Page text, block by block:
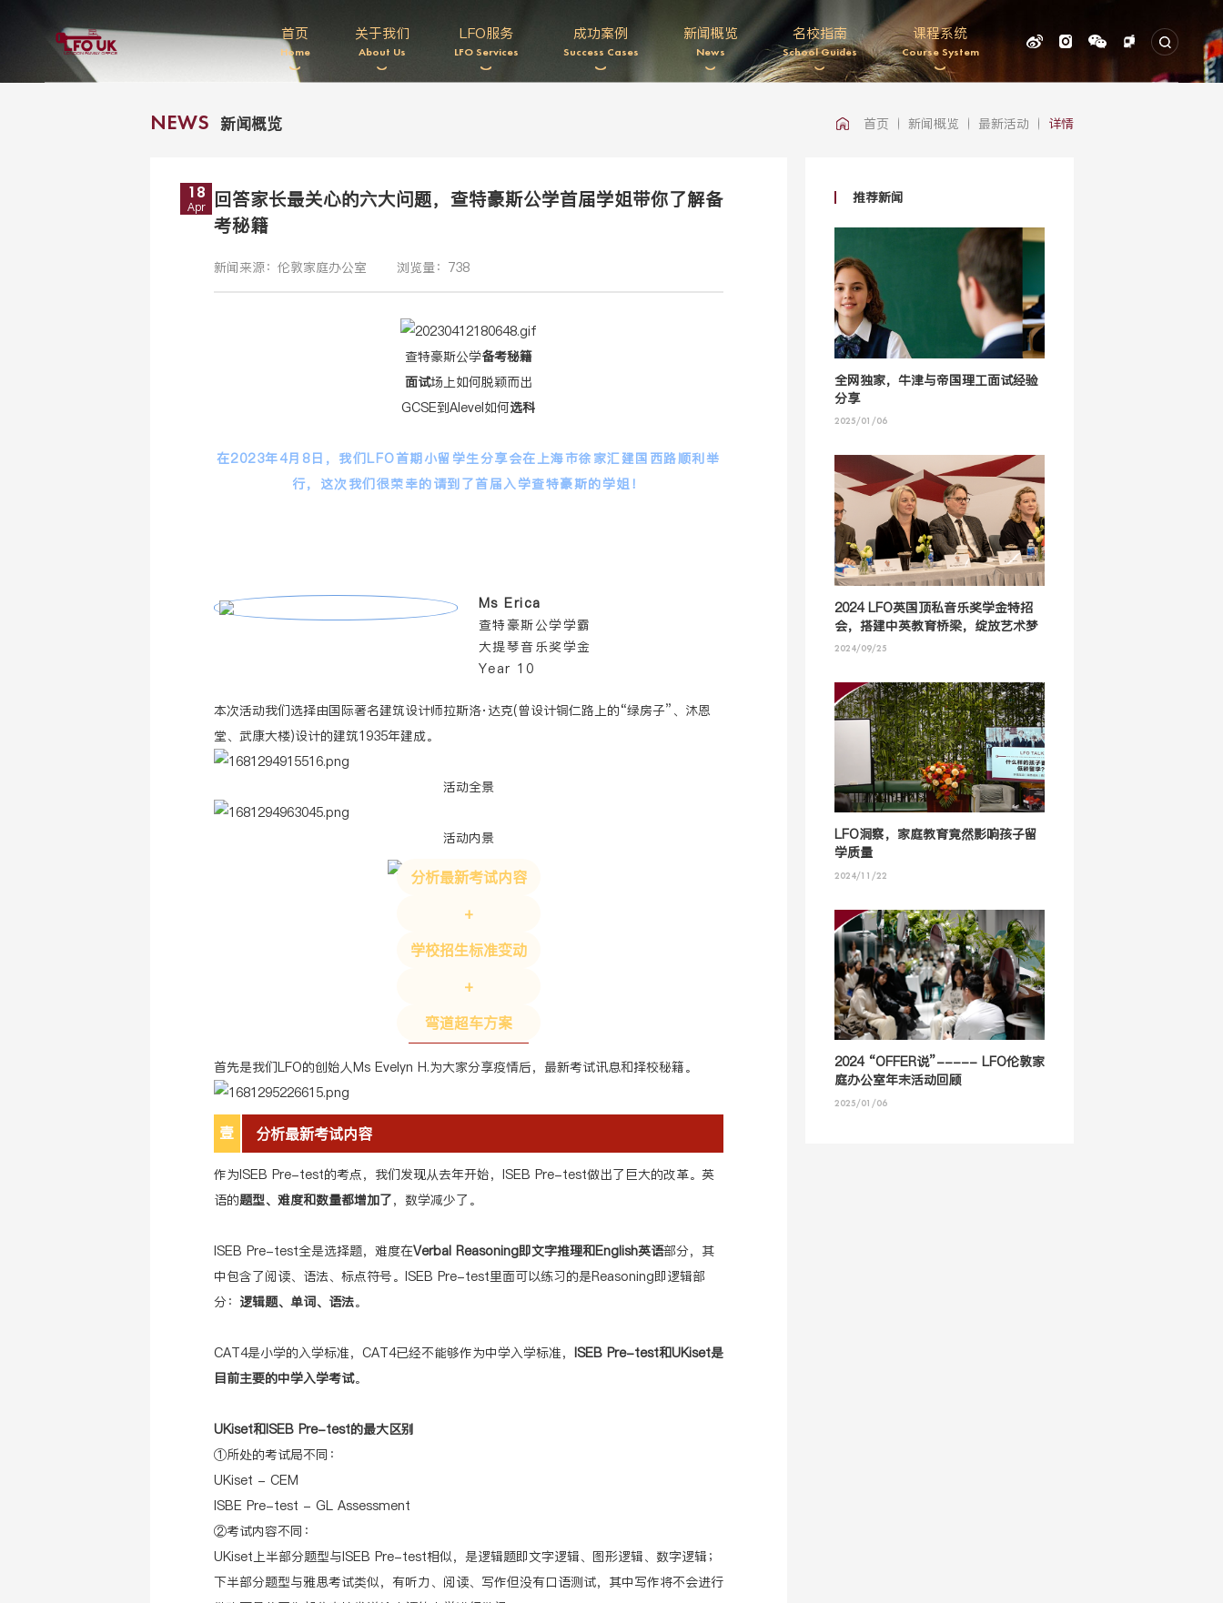
首页
Home
关于我们
About Us
LFO服务
LFO Services
成功案例
Success Cases
新闻概览
News
名校指南
School Guides
课程系统
Course System
NEWS 新闻概览 首页 新闻概览 最新活动 详情
18
Apr
回答家长最关心的六大问题，查特豪斯公学首届学姐带你了解备
考秘籍
新闻来源：伦敦家庭办公室 浏览量：738
查特豪斯公学备考秘籍
面试场上如何脱颖而出
GCSE到Alevel如何选科
在2023年4月8日，我们LFO首期小留学生分享会在上海市徐家汇建国西路顺利举
行，这次我们很荣幸的请到了首届入学查特豪斯的学姐！
Ms Erica
查特豪斯公学学霸
大提琴音乐奖学金
Year 10
本次活动我们选择由国际著名建筑设计师拉斯洛·达克(曾设计铜仁路上的“绿房子”、沐恩
堂、武康大楼)设计的建筑1935年建成。
活动全景
活动内景
分析最新考试内容
+
学校招生标准变动
+
弯道超车方案
首先是我们LFO的创始人Ms Evelyn H.为大家分享疫情后，最新考试讯息和择校秘籍。
壹 分析最新考试内容
作为ISEB Pre-test的考点，我们发现从去年开始，ISEB Pre-test做出了巨大的改革。英
语的题型、难度和数量都增加了，数学减少了。
ISEB Pre-test全是选择题，难度在Verbal Reasoning即文字推理和English英语部分，其
中包含了阅读、语法、标点符号。ISEB Pre-test里面可以练习的是Reasoning即逻辑部
分： 逻辑题、单词、语法。
CAT4是小学的入学标准，CAT4已经不能够作为中学入学标准， ISEB Pre-test和UKiset是
目前主要的中学入学考试。
UKiset和ISEB Pre-test的最大区别
①所处的考试局不同：
UKiset - CEM
ISBE Pre-test - GL Assessment
②考试内容不同：
UKiset上半部分题型与ISEB Pre-test相似，是逻辑题即文字逻辑、图形逻辑、数字逻辑；
下半部分题型与雅思考试类似，有听力、阅读、写作但没有口语测试，其中写作将不会进行
推荐新闻
全网独家，牛津与帝国理工面试经验
分享
2025/01/06
2024 LFO英国顶私音乐奖学金特招
会，搭建中英教育桥梁，绽放艺术梦
想之花！
2024/09/25
LFO洞察，家庭教育竟然影响孩子留
学质量
2024/11/22
2024 “OFFER说”----- LFO伦敦家
庭办公室年末活动回顾
2025/01/06